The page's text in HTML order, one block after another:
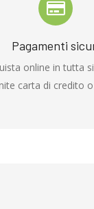
Pagamenti
online in tutta
carta di credito o